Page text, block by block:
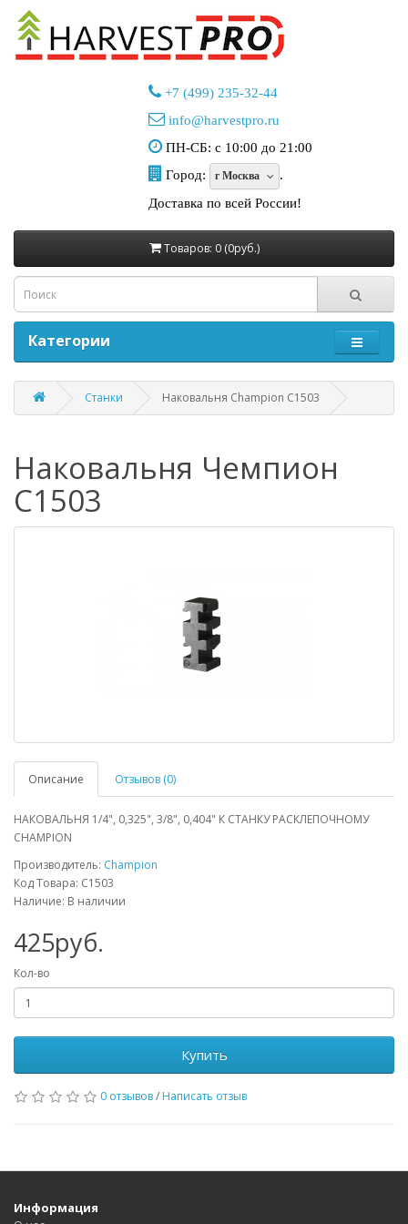
+7 (499) 235-32-44
info@harvestpro.ru
ПН-СБ: с 10:00 до 21:00
Город:
г Москва
.
Доставка по всей России!
Товаров: 0 (0руб.)
Категории
Станки Наковальня Champion C1503
Наковальня Чемпион
C1503
Описание Отзывов (0)
НАКОВАЛЬНЯ 1/4", 0,325", 3/8", 0,404" К СТАНКУ РАСКЛЕПОЧНОМУ
CHAMPION
Производитель: Champion
Код Товара: C1503
Наличие: В наличии
425руб.
Кол-во
Купить
0 отзывов/ Написать отзыв
Информация